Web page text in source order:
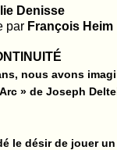
Denisse
par François Heim
nous avons
» de Joseph
le désir de jouer